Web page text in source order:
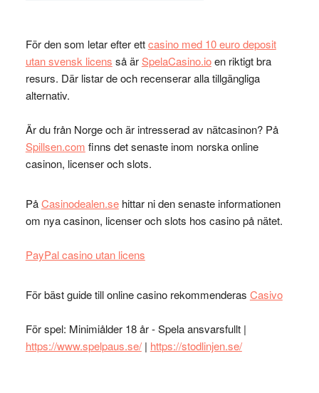
För den som letar efter ettcasino med 10 euro deposit
utan svensk licens så ärSpelaCasino.ioen riktigt bra
resurs. Där listar de och recenserar alla tillgängliga
alternativ.
Är du från Norge och är intresserad av nätcasinon? På
Spillsen.com finns det senaste inom norska online
casinon, licenser och slots.
PåCasinodealen.sehittar ni den senaste informationen
om nya casinon, licenser och slots hos casino på nätet.
PayPal casino utan licens
För bäst guide till online casino rekommenderas Casivo
För spel: Minimiålder 18 år - Spela ansvarsfullt |
https://www.spelpaus.se/| https://stodlinjen.se/